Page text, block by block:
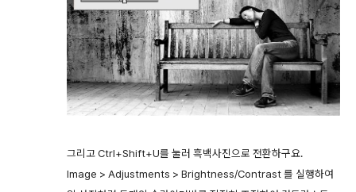
그리고 Ctrl+Shift+U를 눌러 흑백사진으로 전환하구요.
Image > Adjustments > Brightness/Contrast 를 실행하여